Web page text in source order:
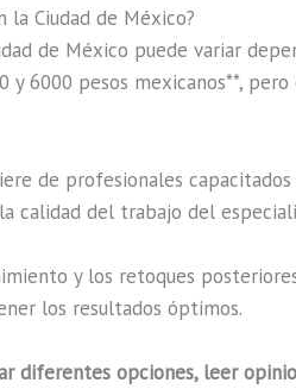
Ciudad de México?
de México puede variar
6000 pesos mexicanos**,
de profesionales
calidad del trabajo del
y los retoques
los resultados óptimos.
diferentes opciones, leer